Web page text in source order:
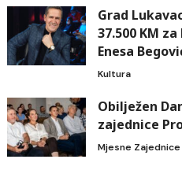
Grad
37.500 KM
Enesa
Kultura
Obilježen
zajednice
Mjesne Zajednice